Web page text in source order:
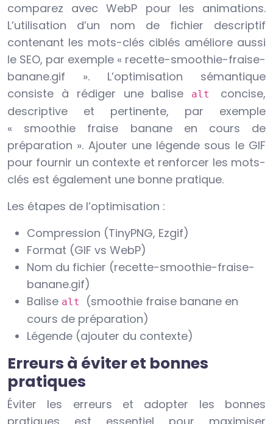
comparez avec WebP pour les animations.
L’utilisation d’un nom de fichier descriptif
contenant les mots-clés ciblés améliore aussi
le SEO, par exemple « recette-smoothie-fraise-
banane.gif ». L’optimisation sémantique
consiste à rédiger une balise
alt concise,
descriptive et pertinente, par exemple
« smoothie fraise banane en cours de
préparation ». Ajouter une légende sous le GIF
pour fournir un contexte et renforcer les mots-
clés est également une bonne pratique.
Les étapes de l’optimisation :
Compression (TinyPNG, Ezgif)
Format (GIF vs WebP)
Nom du fichier (recette-smoothie-fraise-
banane.gif)
Balise alt
(smoothie fraise banane en
cours de préparation)
Légende (ajouter du contexte)
Erreurs à éviter et bonnes
pratiques
Éviter les erreurs et adopter les bonnes